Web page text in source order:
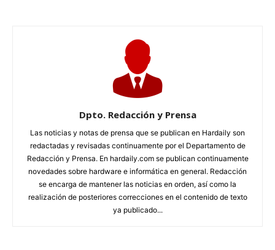
Dpto. Redacción y Prensa
Las noticias y notas de prensa que se publican en Hardaily son
redactadas y revisadas continuamente por el Departamento de
Redacción y Prensa. En hardaily.com se publican continuamente
novedades sobre hardware e informática en general. Redacción
se encarga de mantener las noticias en orden, así como la
realización de posteriores correcciones en el contenido de texto
ya publicado...